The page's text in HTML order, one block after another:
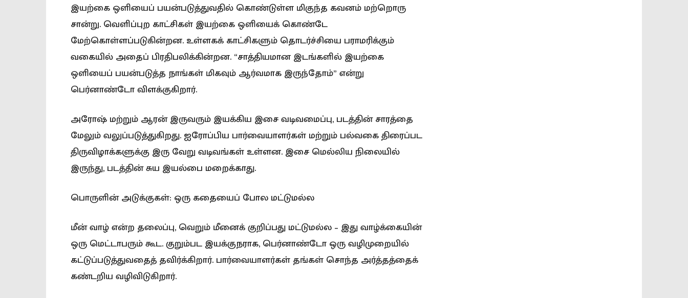
இயற்கை ஒளியைப் பயன்படுத்துவதில் கொண்டுள்ள மிகுந்த கவனம் மற்றொரு
சான்று. வெளிப்புற காட்சிகள் இயற்கை ஒளியைக் கொண்டே
மேற்கொள்ளப்படுகின்றன. உள்ளகக் காட்சிகளும் தொடர்ச்சியை பராமரிக்கும்
வகையில் அதைப் பிரதிபலிக்கின்றன. “சாத்தியமான இடங்களில் இயற்கை
ஒளியைப் பயன்படுத்த நாங்கள் மிகவும் ஆர்வமாக இருந்தோம்” என்று
பெர்னாண்டோ விளக்குகிறார்.
அரோஷ் மற்றும் ஆரன் இருவரும் இயக்கிய இசை வடிவமைப்பு, படத்தின் சாரத்தை
மேலும் வலுப்படுத்துகிறது. ஐரோப்பிய பார்வையாளர்கள் மற்றும் பல்வகை திரைப்பட
திருவிழாக்களுக்கு இரு வேறு வடிவங்கள் உள்ளன. இசை மெல்லிய நிலையில்
இருந்து, படத்தின் சுய இயல்பை மறைக்காது.
பொருளின் அடுக்குகள்: ஒரு கதையைப் போல மட்டுமல்ல
மீன் வாழ் என்ற தலைப்பு, வெறும் மீனைக் குறிப்பது மட்டுமல்ல – இது வாழ்க்கையின்
ஒரு மெட்டாபரும் கூட. குறும்பட இயக்குநராக, பெர்னாண்டோ ஒரு வழிமுறையில்
கட்டுப்படுத்துவதைத் தவிர்க்கிறார். பார்வையாளர்கள் தங்கள் சொந்த அர்த்தத்தைக்
கண்டறிய வழிவிடுகிறார்.